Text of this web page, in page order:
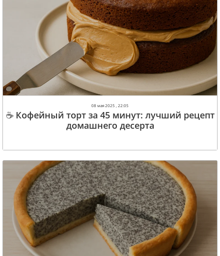
08 мая 2025 , 22:05
☕ Кофейный торт за 45 минут: лучший рецепт
домашнего десерта